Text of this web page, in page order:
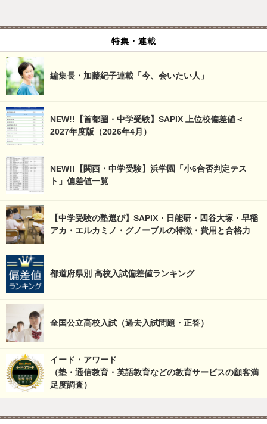
特集・連載
編集長・加藤紀子連載「今、会いたい人」
NEW!!【首都圏・中学受験】SAPIX 上位校偏差値＜
2027年度版（2026年4月）
NEW!!【関西・中学受験】浜学園「小6合否判定テス
ト」偏差値一覧
【中学受験の塾選び】SAPIX・日能研・四谷大塚・早稲
アカ・エルカミノ・グノーブルの特徴・費用と合格力
都道府県別 高校入試偏差値ランキング
全国公立高校入試（過去入試問題・正答）
イード・アワード
（塾・通信教育・英語教育などの教育サービスの顧客満
足度調査）